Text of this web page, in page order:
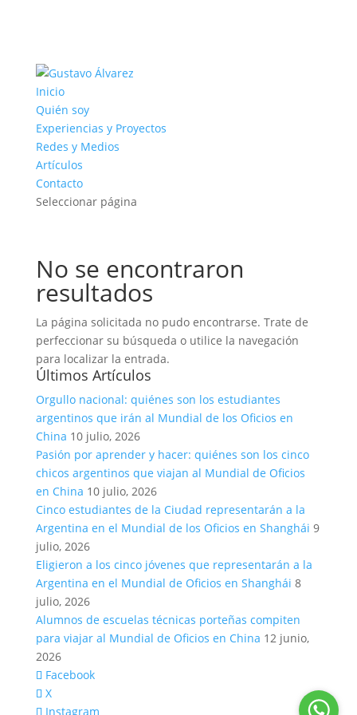
Inicio
Quién soy
Experiencias y Proyectos
Redes y Medios
Artículos
Contacto
Seleccionar página
No se encontraron
resultados
La página solicitada no pudo encontrarse. Trate de
perfeccionar su búsqueda o utilice la navegación
para localizar la entrada.
Últimos Artículos
Orgullo nacional: quiénes son los estudiantes
argentinos que irán al Mundial de los Oficios en
China 10 julio, 2026
Pasión por aprender y hacer: quiénes son los cinco
chicos argentinos que viajan al Mundial de Oficios
en China 10 julio, 2026
Cinco estudiantes de la Ciudad representarán a la
Argentina en el Mundial de los Oficios en Shanghái 9
julio, 2026
Eligieron a los cinco jóvenes que representarán a la
Argentina en el Mundial de Oficios en Shanghái 8
julio, 2026
Alumnos de escuelas técnicas porteñas compiten
para viajar al Mundial de Oficios en China 12 junio,
2026
Facebook
X
Instagram